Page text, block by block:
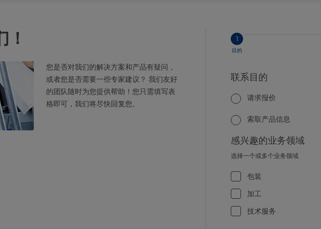
您是否对我们的解决方案和产品有疑问，
或者您是否需要一些专家建议？ 我们友好
的团队随时为您提供帮助！您只需填写表
格即可，我们将尽快回复您。
1
目的
联系目的
请求报价
索取产品信息
感兴趣的业务领域
选择一个或多个业务领域
包装
加工
技术服务